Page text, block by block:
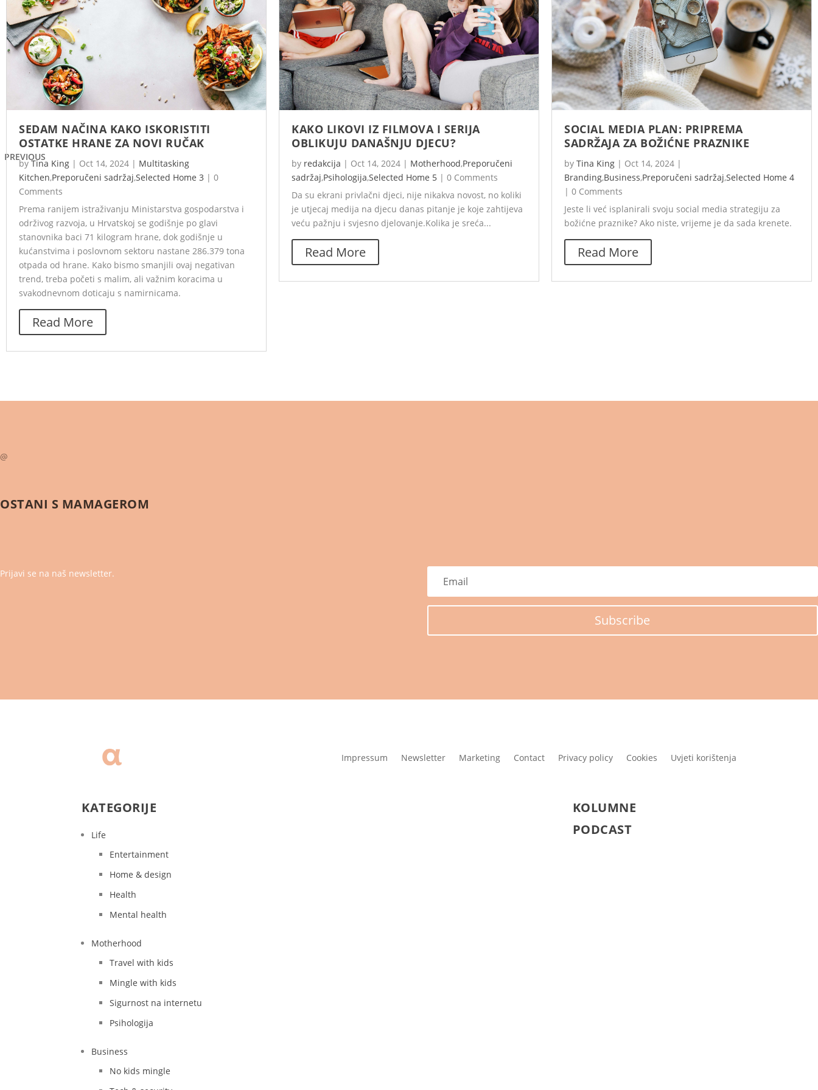
PREVIOUS
SEDAM NAČINA KAKO ISKORISTITI
OSTATKE HRANE ZA NOVI RUČAK
by Tina King | Oct 14, 2024 | Multitasking
Kitchen,Preporučeni sadržaj,Selected Home 3 | 0
Comments
Prema ranijem istraživanju Ministarstva gospodarstva i
održivog razvoja, u Hrvatskoj se godišnje po glavi
stanovnika baci 71 kilogram hrane, dok godišnje u
kućanstvima i poslovnom sektoru nastane 286.379 tona
otpada od hrane. Kako bismo smanjili ovaj negativan
trend, treba početi s malim, ali važnim koracima u
svakodnevnom doticaju s namirnicama.
Read More
KAKO LIKOVI IZ FILMOVA I SERIJA
OBLIKUJU DANAŠNJU DJECU?
by redakcija | Oct 14, 2024 | Motherhood,Preporučeni
sadržaj,Psihologija,Selected Home 5 | 0 Comments
Da su ekrani privlačni djeci, nije nikakva novost, no koliki
je utjecaj medija na djecu danas pitanje je koje zahtijeva
veću pažnju i svjesno djelovanje.Kolika je sreća...
Read More
SOCIAL MEDIA PLAN: PRIPREMA
SADRŽAJA ZA BOŽIĆNE PRAZNIKE
by Tina King | Oct 14, 2024 |
Branding,Business,Preporučeni sadržaj,Selected Home 4
| 0 Comments
Jeste li već isplanirali svoju social media strategiju za
božićne praznike? Ako niste, vrijeme je da sada krenete.
Read More
@
OSTANI S MAMAGEROM
Prijavi se na naš newsletter.
Subscribe
Impressum Newsletter Marketing Contact Privacy policy Cookies Uvjeti korištenja
KATEGORIJE
Life
Entertainment
Home & design
Health
Mental health
Motherhood
Travel with kids
Mingle with kids
Sigurnost na internetu
Psihologija
Business
No kids mingle
KOLUMNE
PODCAST